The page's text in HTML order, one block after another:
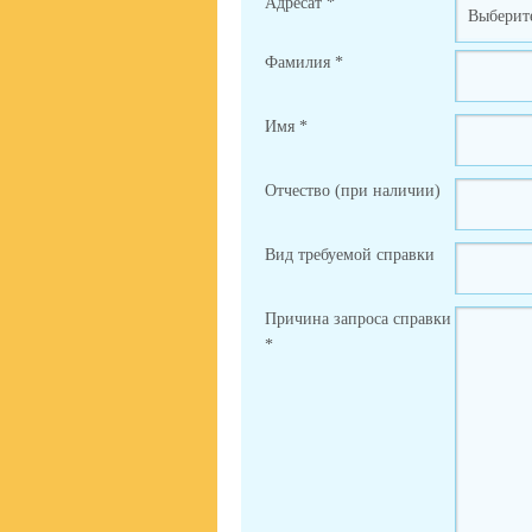
Фамилия *
Имя *
Отчество (при наличии)
Вид требуемой справки
Причина запроса справки
*